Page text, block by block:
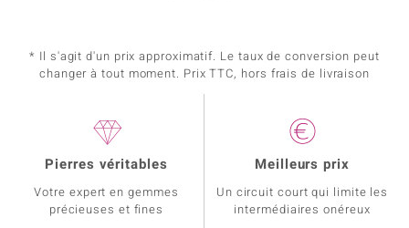
* Il s'agit d'un prix approximatif. Le taux de conversion peut
changer à tout moment. Prix TTC, hors frais de livraison
Pierres véritables
Votre expert en gemmes
précieuses et fines
Meilleurs prix
Un circuit court qui limite les
intermédiaires onéreux